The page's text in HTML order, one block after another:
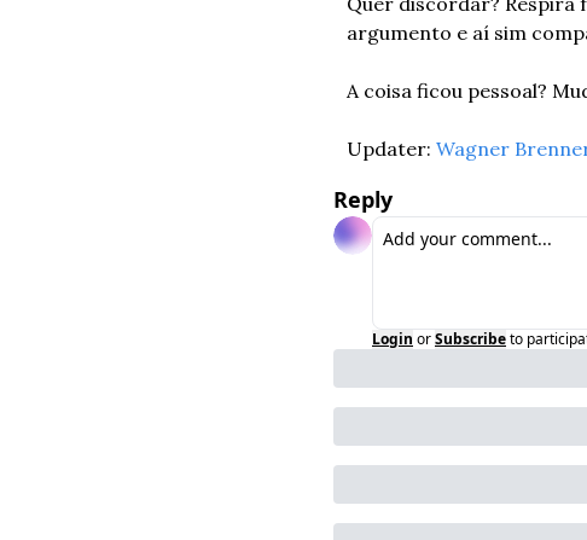
argumento e aí sim
A coisa ficou pessoal?
Updater: Wagner
Reply
Login orSubscribeto